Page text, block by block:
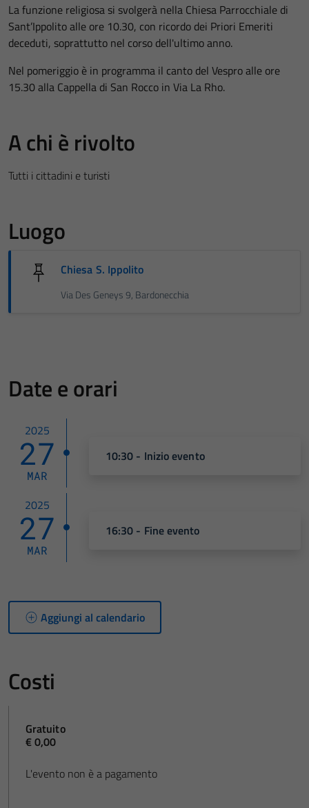
La funzione religiosa si svolgerà nella Chiesa Parrocchiale di
Sant’Ippolito alle ore 10.30, con ricordo dei Priori Emeriti
deceduti, soprattutto nel corso dell'ultimo anno.
Nel pomeriggio è in programma il canto del Vespro alle ore
15.30 alla Cappella di San Rocco in Via La Rho.
A chi è rivolto
Tutti i cittadini e turisti
Luogo
Chiesa S. Ippolito
Via Des Geneys 9, Bardonecchia
Date e orari
2025
27
MAR
10:30 - Inizio evento
2025
27
MAR
16:30 - Fine evento
Aggiungi al calendario
Costi
Gratuito
€ 0,00
L'evento non è a pagamento